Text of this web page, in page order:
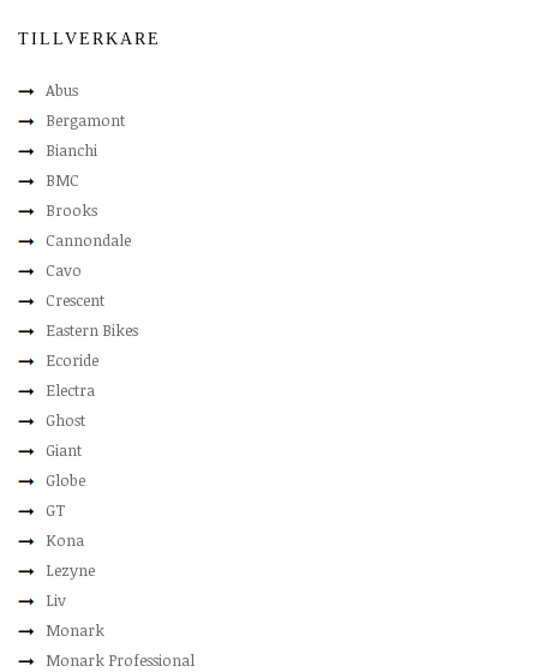
TILLVERKARE
Abus
Bergamont
Bianchi
BMC
Brooks
Cannondale
Cavo
Crescent
Eastern Bikes
Ecoride
Electra
Ghost
Giant
Globe
GT
Kona
Lezyne
Liv
Monark
Monark Professional